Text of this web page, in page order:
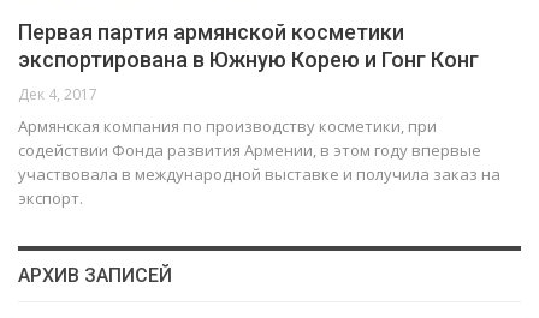
Первая партия армянской косметики
экспортирована в Южную Корею и Гонг Конг
Дек 4, 2017
Армянская компания по производству косметики, при
содействии Фонда развития Армении, в этом году впервые
участвовала в международной выставке и получила заказ на
экспорт.
АРХИВ ЗАПИСЕЙ